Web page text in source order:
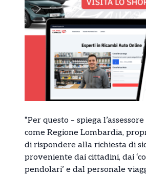
“Per questo – spiega
come Regione Lombardia,
di rispondere alla richiesta di
proveniente dai cittadini, dai
pendolari’ e dal personale